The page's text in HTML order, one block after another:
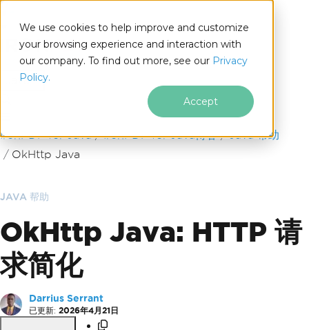
We use cookies to help improve and customize
your browsing experience and interaction with
our company. To find out more, see our Privacy
Policy.
Accept
Java
跳至页脚内容
IronPDF for Java IronPDF for Java博客
Java 帮助
OkHttp Java
JAVA 帮助
OkHttp Java: HTTP 请
求简化
Darrius Serrant
已更新: 2026年4月21日